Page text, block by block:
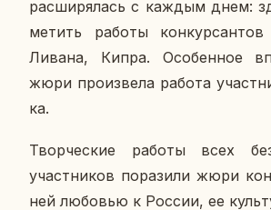
рас­ши­ря­лась с каждым днем:
ме­тить работы
Ливана, Кипра. Осо­бен­ное
жюри про­из­ве­ла работа
ка.
Твор­че­ские работы всех
участ­ни­ков по­ра­зи­ли жюри
ней лю­бо­вью к России, ее